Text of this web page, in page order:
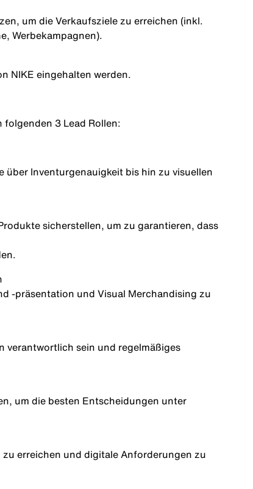
, um dieVerkaufszielezu erreichen (inkl.
, Werbekampagnen).
NIKE eingehalten werden.
3 Lead Rollen:
über Inventurgenauigkeitbis hin zu visuellen
sicherstellen, um zu garantieren, dass
-präsentation und Visual Merchandising zu
verantwortlich sein und regelmäßiges
, um die besten Entscheidungen unter
zu erreichen und digitaleAnforderungen zu